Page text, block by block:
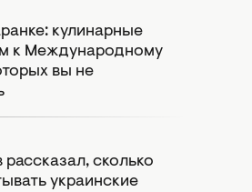
кулинарные
к Международному
вы не
рассказал, сколько
украинские